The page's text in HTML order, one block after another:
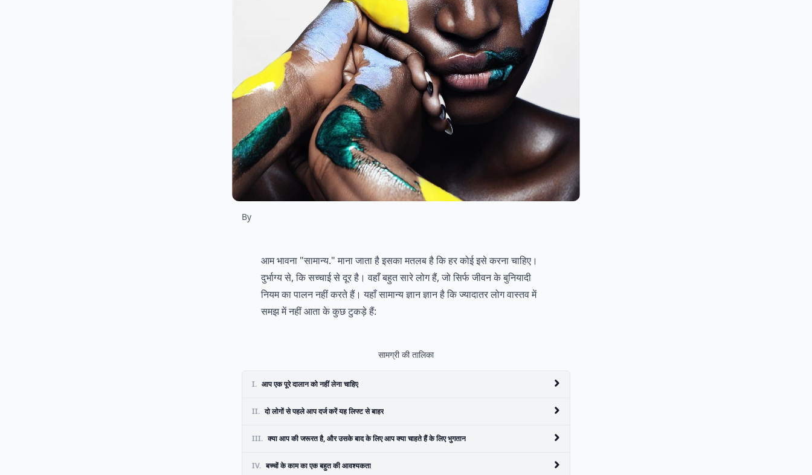
By
आम भावना "सामान्य." माना जाता है इसका मतलब है कि हर कोई इसे करना चाहिए।
दुर्भाग्य से, कि सच्चाई से दूर है। वहाँ बहुत सारे लोग हैं, जो सिर्फ जीवन के बुनियादी
नियम का पालन नहीं करते हैं। यहाँ सामान्य ज्ञान ज्ञान है कि ज्यादातर लोग वास्तव में
समझ में नहीं आता के कुछ टुकड़े हैं:
सामग्री की तालिका
I. आप एक पूरे दालान को नहीं लेना चाहिए
II. दो लोगों से पहले आप दर्ज करें यह लिफ्ट से बाहर
III. क्या आप की जरूरत है, और उसके बाद के लिए आप क्या चाहते हैं के लिए भुगतान
IV. बच्चों के काम का एक बहुत की आवश्यकता